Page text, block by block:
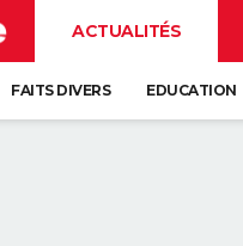
ACTUALITÉS
FAITS DIVERS EDUCATION